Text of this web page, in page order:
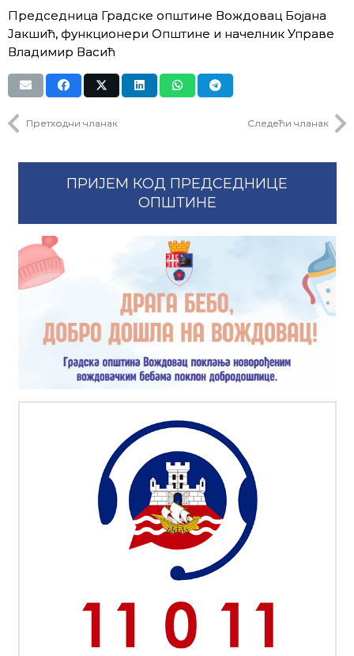
Председница Градске општине Вождовац Бојана
Јакшић, функционери Општине и начелник Управе
Владимир Васић
Претходни чланак Следећи чланак
ПРИЈЕМ КОД ПРЕДСЕДНИЦЕ
ОПШТИНЕ